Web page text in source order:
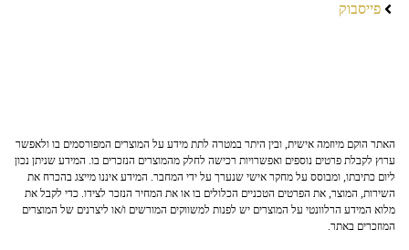
פייסבוק
האתר הוקם מיוזמה אישית, ובין היתר במטרה לתת מידע על המוצרים המפורסמים בו ולאפשר
ערוץ לקבלת פרטים נוספים ואפשרויות רכישה לחלק מהמוצרים הנזכרים בו. המידע שניתן נכון
ליום כתיבתו, ומבוסס על מחקר אישי שנערך על ידי המחבר. המידע איננו מייצג בהכרח את
השירות, המוצר, את הפרטים הטכניים הכלולים בו או את המחיר הנזכר לצידו. כדי לקבל את
מלוא המידע הרלוונטי על המוצרים יש לפנות למשווקים המורשים ו/או ליצרנים של המוצרים
המוזכרים באתר.